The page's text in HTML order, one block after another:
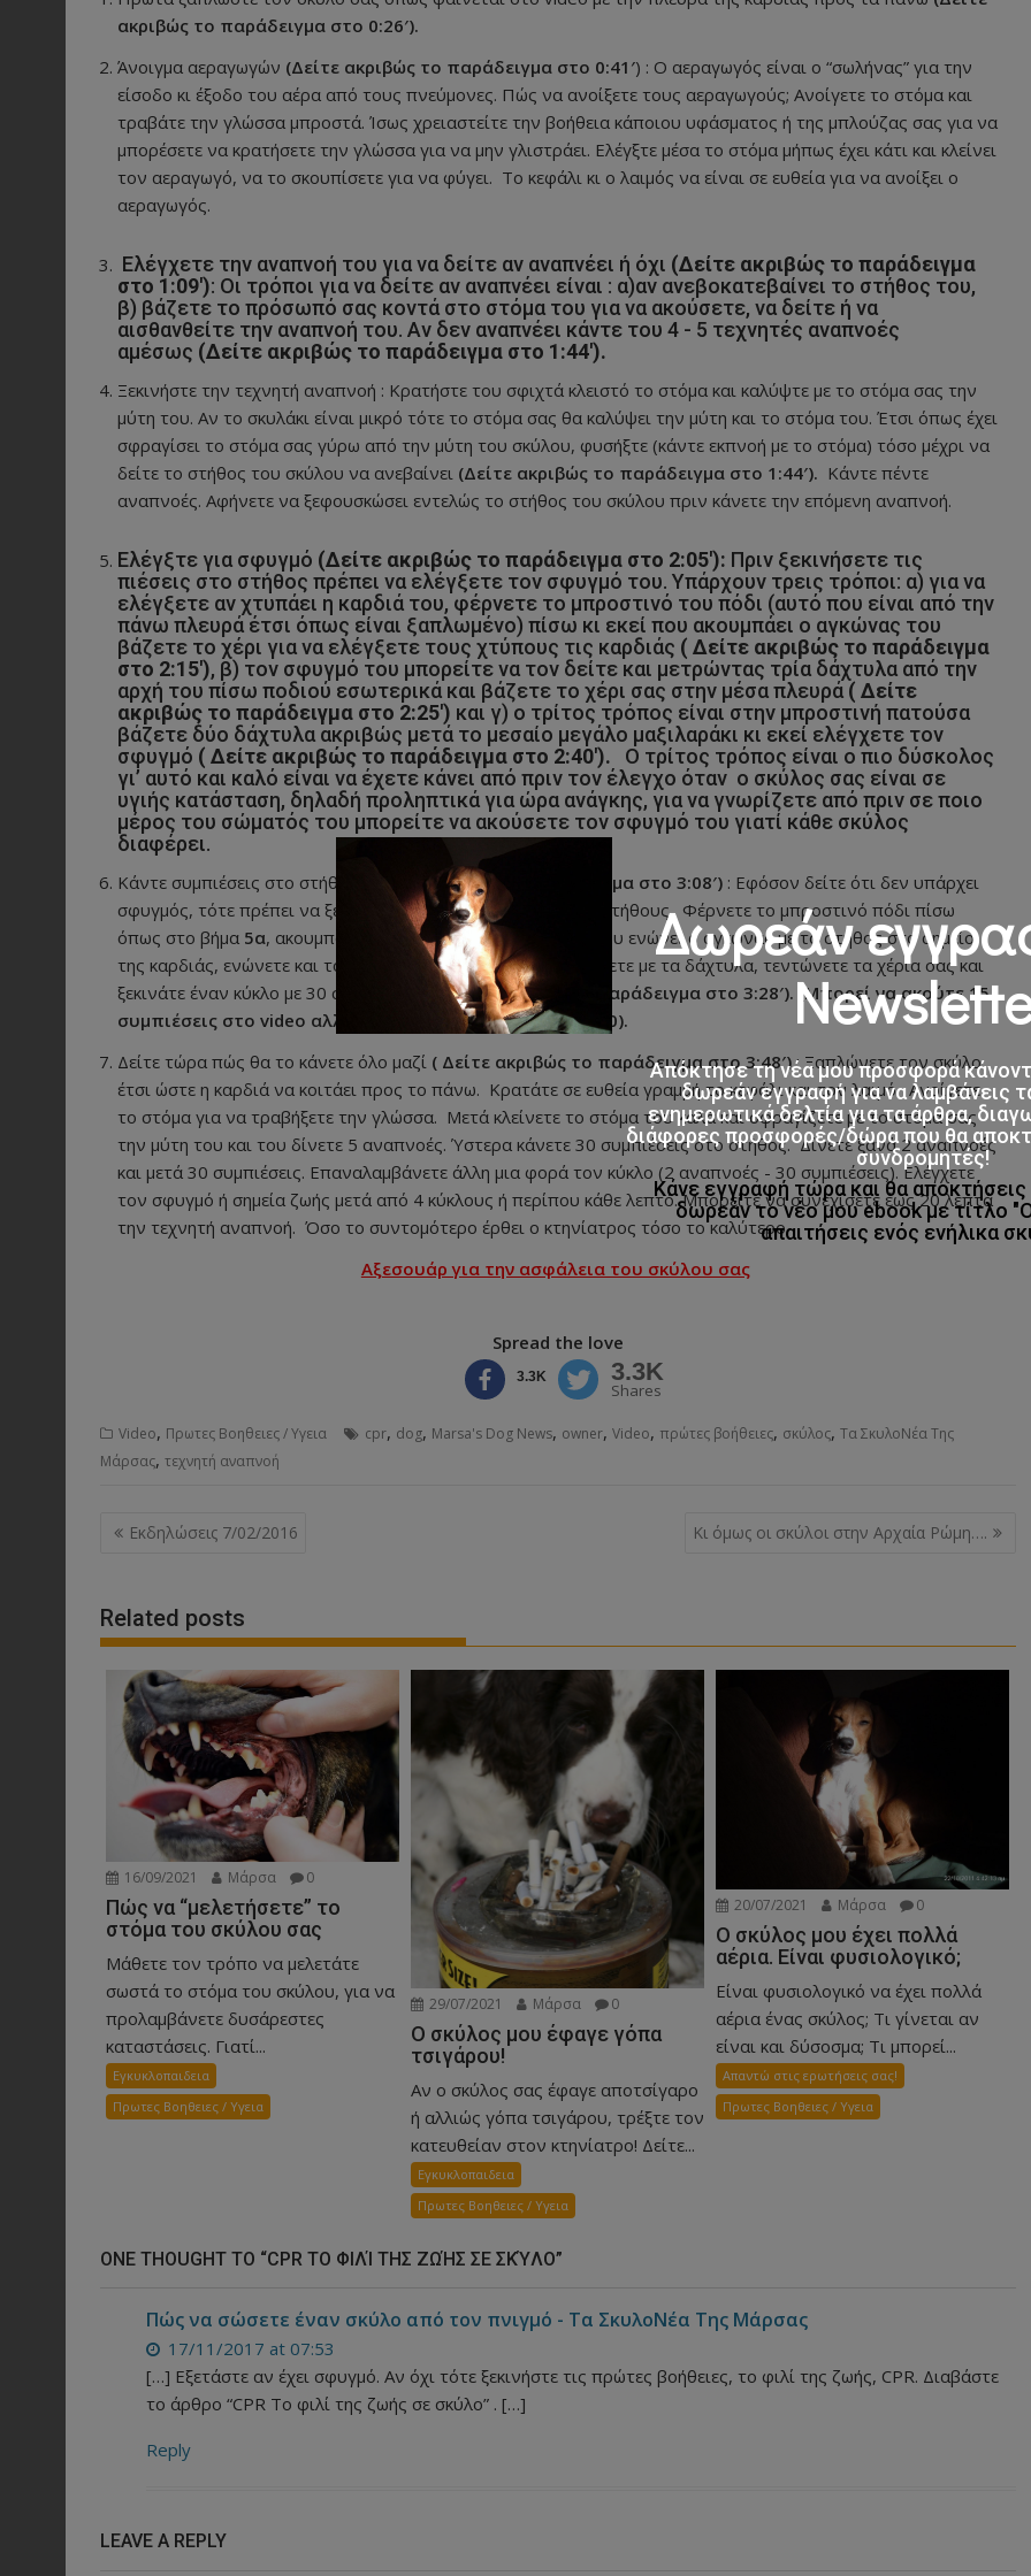
ακριβώς το παράδειγμα στο 0:26′).
Άνοιγμα αεραγωγών (Δείτε ακριβώς το παράδειγμα στο 0:41′) : Ο αεραγωγός είναι ο “σωλήνας” για την
είσοδο κι έξοδο του αέρα από τους πνεύμονες. Πώς να ανοίξετε τους αεραγωγούς; Ανοίγετε το στόμα και
τραβάτε την γλώσσα μπροστά. Ίσως χρειαστείτε την βοήθεια κάποιου υφάσματος ή της μπλούζας σας για να
μπορέσετε να κρατήσετε την γλώσσα για να μην γλιστράει. Ελέγξτε μέσα το στόμα μήπως έχει κάτι και κλείνει
τον αεραγωγό, να το σκουπίσετε για να φύγει. Το κεφάλι κι ο λαιμός να είναι σε ευθεία για να ανοίξει ο
αεραγωγός.
Ελέγχετε την αναπνοή του για να δείτε αν αναπνέει ή όχι (Δείτε ακριβώς το παράδειγμα
στο 1:09′): Οι τρόποι για να δείτε αν αναπνέει είναι : α)αν ανεβοκατεβαίνει το στήθος του,
β) βάζετε το πρόσωπό σας κοντά στο στόμα του για να ακούσετε, να δείτε ή να
αισθανθείτε την αναπνοή του. Αν δεν αναπνέει κάντε του 4 - 5 τεχνητές αναπνοές
αμέσως (Δείτε ακριβώς το παράδειγμα στο 1:44′).
Ξεκινήστε την τεχνητή αναπνοή : Κρατήστε του σφιχτά κλειστό το στόμα και καλύψτε με το στόμα σας την
μύτη του. Αν το σκυλάκι είναι μικρό τότε το στόμα σας θα καλύψει την μύτη και το στόμα του. Έτσι όπως έχει
σφραγίσει το στόμα σας γύρω από την μύτη του σκύλου, φυσήξτε (κάντε εκπνοή με το στόμα) τόσο μέχρι να
δείτε το στήθος του σκύλου να ανεβαίνει (Δείτε ακριβώς το παράδειγμα στο 1:44′). Κάντε πέντε
αναπνοές. Αφήνετε να ξεφουσκώσει εντελώς το στήθος του σκύλου πριν κάνετε την επόμενη αναπνοή.
Ελέγξτε για σφυγμό (Δείτε ακριβώς το παράδειγμα στο 2:05′): Πριν ξεκινήσετε τις
πιέσεις στο στήθος πρέπει να ελέγξετε τον σφυγμό του. Υπάρχουν τρεις τρόποι: α) για να
ελέγξετε αν χτυπάει η καρδιά του, φέρνετε το μπροστινό του πόδι (αυτό που είναι από την
πάνω πλευρά έτσι όπως είναι ξαπλωμένο) πίσω κι εκεί που ακουμπάει ο αγκώνας του
βάζετε το χέρι για να ελέγξετε τους χτύπους τις καρδιάς ( Δείτε ακριβώς το παράδειγμα
στο 2:15′), β) τον σφυγμό του μπορείτε να τον δείτε και μετρώντας τρία δάχτυλα από την
αρχή του πίσω ποδιού εσωτερικά και βάζετε το χέρι σας στην μέσα πλευρά ( Δείτε
ακριβώς το παράδειγμα στο 2:25′) και γ) ο τρίτος τρόπος είναι στην μπροστινή πατούσα
βάζετε δύο δάχτυλα ακριβώς μετά το μεσαίο μεγάλο μαξιλαράκι κι εκεί ελέγχετε τον
σφυγμό ( Δείτε ακριβώς το παράδειγμα στο 2:40′). Ο τρίτος τρόπος είναι ο πιο δύσκολος
γι’ αυτό και καλό είναι να έχετε κάνει από πριν τον έλεγχο όταν ο σκύλος σας είναι σε
υγιής κατάσταση, δηλαδή προληπτικά για ώρα ανάγκης, για να γνωρίζετε από πριν σε ποιο
μέρος του σώματός του μπορείτε να ακούσετε τον σφυγμό του γιατί κάθε σκύλος
διαφέρει.
Κάντε συμπιέσεις στο στήθος ( Δείτε ακριβώς το παράδειγμα στο 3:08′) : Εφόσον δείτε ότι δεν υπάρχει
σφυγμός, τότε πρέπει να ξεκινήσετε αμέσως τις συμπιέσεις στήθους. Φέρνετε το μπροστινό πόδι πίσω
όπως στο βήμα 5α, ακουμπάτε την παλάμη σας στο σημείο που ενώνει ο αγκώνας με το στήθος στο σημείο
της καρδιάς, ενώνετε και το άλλο χέρι από πάνω και κλειδώνετε με τα δάχτυλα, τεντώνετε τα χέρια σας και
ξεκινάτε έναν κύκλο με 30 συμπιέσεις
( Δείτε ακριβώς το παράδειγμα στο 3:28′). (Μπορεί να ακούτε 15
συμπιέσεις στο video αλλά από κάτω το διορθώνει σε 30).
Δείτε τώρα πώς θα το κάνετε όλο μαζί ( Δείτε ακριβώς το παράδειγμα στο 3:48′): Ξαπλώνετε τον σκύλο
έτσι ώστε η καρδιά να κοιτάει προς το πάνω. Κρατάτε σε ευθεία γραμμή το κεφάλι και τον λαιμό. Ανοίγετε
το στόμα για να τραβήξετε την γλώσσα. Μετά κλείνετε το στόμα του καλά και σφραγίζετε με το στόμα σας
την μύτη του και του δίνετε 5 αναπνοές. Ύστερα κάνετε 30 συμπιέσεις στο στήθος. Δίνετε ξανά 2 αναπνοές
και μετά 30 συμπιέσεις. Επαναλαμβάνετε άλλη μια φορά τον κύκλο (2 αναπνοές - 30 συμπιέσεις). Ελέγχετε
τον σφυγμό ή σημεία ζωής μετά από 4 κύκλους ή περίπου κάθε λεπτό. Μπορείτε να συνεχίσετε έως 20 λεπτά
την τεχνητή αναπνοή. Όσο το συντομότερο έρθει ο κτηνίατρος τόσο το καλύτερο.
Αξεσουάρ για την ασφάλεια του σκύλου σας
Spread the love
3.3K 3.3K
Shares
Video, Πρωτες Βοηθειες / Υγεια cpr, dog, Marsa's Dog News, owner, Video, πρώτες βοήθειες, σκύλος, Τα ΣκυλοΝέα Της
Μάρσας, τεχνητή αναπνοή
Post
Εκδηλώσεις 7/02/2016 Κι όμως οι σκύλοι στην Αρχαία Ρώμη….
Related posts
16/09/2021 Μάρσα 0
Πώς να “μελετήσετε” το
στόμα του σκύλου σας
Μάθετε τον τρόπο να μελετάτε
σωστά το στόμα του σκύλου, για να
προλαμβάνετε δυσάρεστες
καταστάσεις. Γιατί...
Εγκυκλοπαιδεια
Πρωτες Βοηθειες / Υγεια
29/07/2021 Μάρσα 0
Ο σκύλος μου έφαγε γόπα
τσιγάρου!
Αν ο σκύλος σας έφαγε αποτσίγαρο
ή αλλιώς γόπα τσιγάρου, τρέξτε τον
κατευθείαν στον κτηνίατρο! Δείτε...
Εγκυκλοπαιδεια
Πρωτες Βοηθειες / Υγεια
20/07/2021 Μάρσα 0
Ο σκύλος μου έχει πολλά
αέρια. Είναι φυσιολογικό;
Είναι φυσιολογικό να έχει πολλά
αέρια ένας σκύλος; Τι γίνεται αν
είναι και δύσοσμα; Τι μπορεί...
Απαντώ στις ερωτήσεις σας!
Πρωτες Βοηθειες / Υγεια
ONE THOUGHT TO “CPR ΤΟ ΦΙΛΊ ΤΗΣ ΖΩΉΣ ΣΕ ΣΚΎΛΟ”
Πώς να σώσετε έναν σκύλο από τον πνιγμό - Τα ΣκυλοΝέα Της Μάρσας
17/11/2017 at 07:53
[…] Εξετάστε αν έχει σφυγμό. Αν όχι τότε ξεκινήστε τις πρώτες βοήθειες, το φιλί της ζωής, CPR. Διαβάστε
το άρθρο “CPR Το φιλί της ζωής σε σκύλο” . […]
Reply
LEAVE A REPLY
Δωρεάν
Απόκτησε τη νέα μου προσφορά
δωρεάν εγγραφή για να λαμβάνεις
ενημερωτικά δελτία για τα άρθρα,
διάφορες προσφορές/δώρα που θα
συνδρομητές!
Κάνε εγγραφή τώρα και θα
δωρεάν το νέο μου ebook με τίτλο
απαιτήσεις ενός ενήλικα